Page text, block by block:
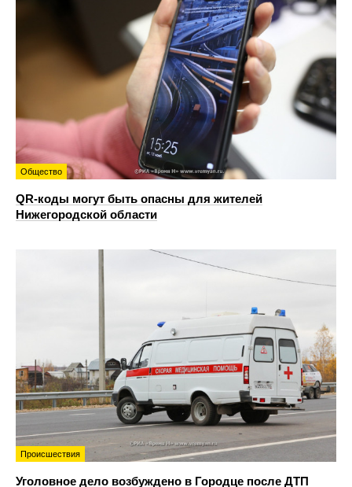
Общество
QR-коды могут быть опасны для жителей
Нижегородской области
Происшествия
Уголовное дело возбуждено в Городце после ДТП